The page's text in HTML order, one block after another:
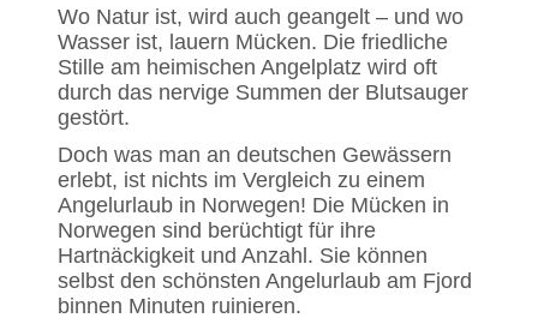
Wo Natur ist, wird auch geangelt – und wo
Wasser ist, lauern Mücken. Die friedliche
Stille am heimischen Angelplatz wird oft
durch das nervige Summen der Blutsauger
gestört.
Doch was man an deutschen Gewässern
erlebt, ist nichts im Vergleich zu einem
Angelurlaub in Norwegen! Die Mücken in
Norwegen sind berüchtigt für ihre
Hartnäckigkeit und Anzahl. Sie können
selbst den schönsten Angelurlaub am Fjord
binnen Minuten ruinieren.